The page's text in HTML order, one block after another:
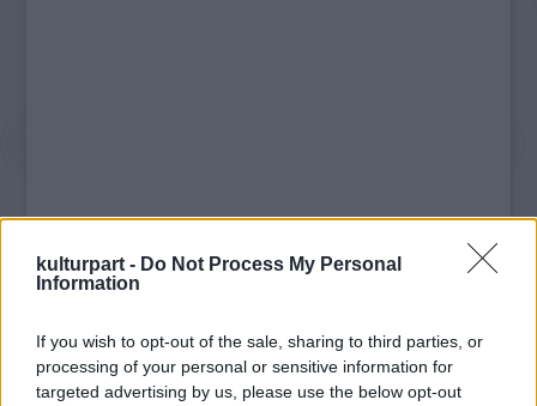
kulturpart - Do Not Process My Personal
Information
If you wish to opt-out of the sale, sharing to third parties, or
processing of your personal or sensitive information for
targeted advertising by us, please use the below opt-out